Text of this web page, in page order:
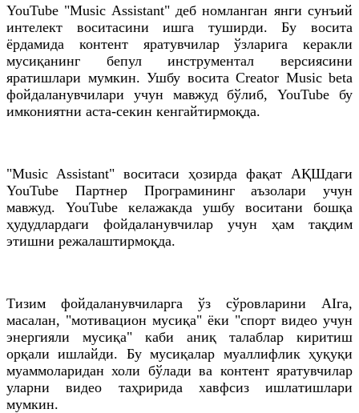
YouTube "Music Assistant" деб номланган янги сунъий
интелект воситасини ишга туширди. Бу восита
ёрдамида контент яратувчилар ўзларига керакли
мусиқанинг бепул инструментал версиясини
яратишлари мумкин. Ушбу восита Creator Music beta
фойдаланувчилари учун мавжуд бўлиб, YouTube бу
имкониятни аста-секин кенгайтирмоқда.
"Music Assistant" воситаси ҳозирда фақат АҚШдаги
YouTube Партнер Програмининг аъзолари учун
мавжуд. YouTube келажакда ушбу воситани бошқа
ҳудудлардаги фойдаланувчилар учун ҳам тақдим
этишни режалаштирмоқда.
Тизим фойдаланувчиларга ўз сўровларини AIга,
масалан, "мотивацион мусиқа" ёки "спорт видео учун
энергияли мусиқа" каби аниқ талаблар киритиш
орқали ишлайди. Бу мусиқалар муаллифлик ҳуқуқи
муаммоларидан холи бўлади ва контент яратувчилар
уларни видео таҳририда хавфсиз ишлатишлари
мумкин.